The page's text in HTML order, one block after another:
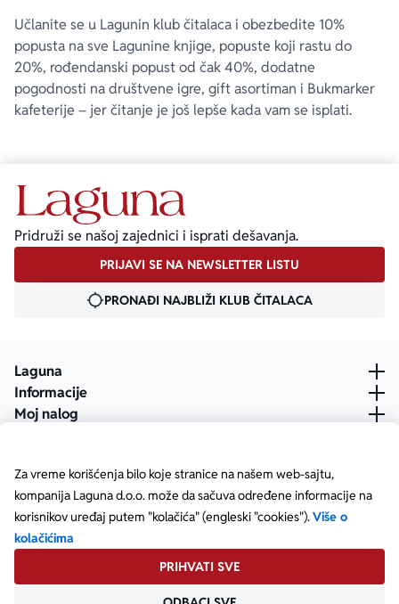
Za vreme korišćenja bilo koje stranice na našem web-sajtu,
kompanija Laguna d.o.o. može da sačuva određene informacije na
korisnikov uređaj putem "kolačića" (engleski "cookies").Više o
kolačićima
PRIHVATI SVE
Učlanite se u Lagunin klub čitalaca i obezbedite 10%
popusta na sve Lagunine knjige, popuste koji rastu do
20%, rođendanski popust od čak 40%, dodatne
pogodnosti na društvene igre, gift asortiman i Bukmarker
kafeterije – jer čitanje je još lepše kada vam se isplati.
Pridruži se našoj zajednici i isprati dešavanja.
PRIJAVI SE NA NEWSLETTER LISTU
PRONAĐI NAJBLIŽI KLUB ČITALACA
Laguna
Informacije
Moj nalog